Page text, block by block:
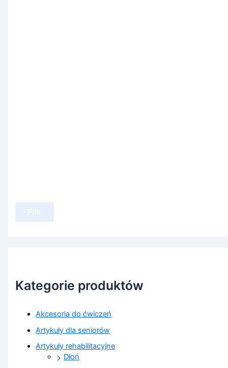
Filtr
Kategorie produktów
Akcesoria do ćwiczeń
Artykuły dla seniorów
Artykuły rehabilitacyjne
Dłoń